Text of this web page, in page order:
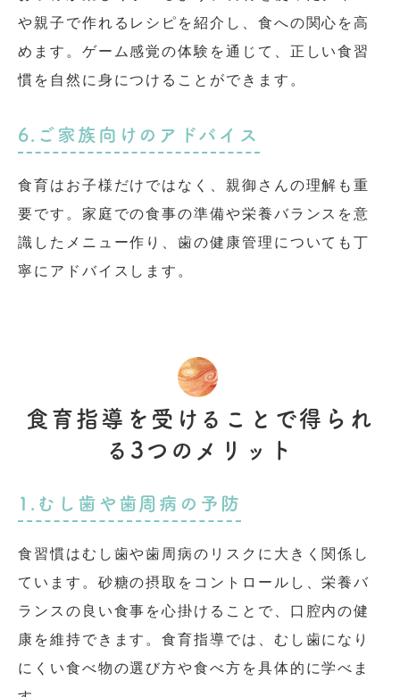
や親子で作れるレシピを紹介し、食への関心を高
めます。ゲーム感覚の体験を通じて、正しい食習
慣を自然に身につけることができます。
6.ご家族向けのアドバイス
食育はお子様だけではなく、親御さんの理解も重
要です。家庭での食事の準備や栄養バランスを意
識したメニュー作り、歯の健康管理についても丁
寧にアドバイスします。
食育指導を受けることで得られ
る3つのメリット
1.むし歯や歯周病の予防
食習慣はむし歯や歯周病のリスクに大きく関係し
ています。砂糖の摂取をコントロールし、栄養バ
ランスの良い食事を心掛けることで、口腔内の健
康を維持できます。食育指導では、むし歯になり
にくい食べ物の選び方や食べ方を具体的に学べま